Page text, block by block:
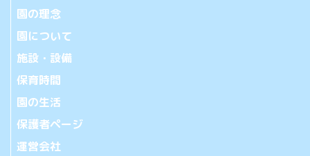
園の理念
園について
施設・設備
保育時間
園の生活
保護者ページ
運営会社